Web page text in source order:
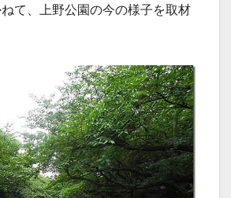
て、上野公園の今の様子を取材